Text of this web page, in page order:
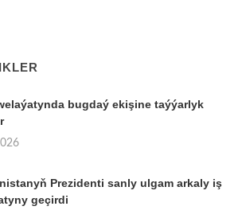
bugdaý ekişine taýýarlyk
Prezidenti sanly ulgam arkaly iş
geçirdi